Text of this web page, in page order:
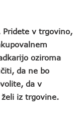
v trgovino,
oziroma
da ne bo
da v
iz trgovine.